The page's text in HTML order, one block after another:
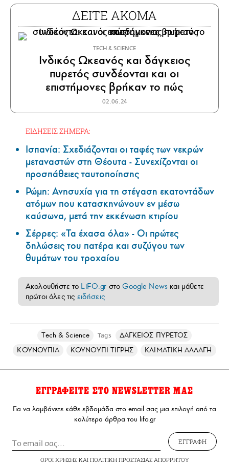
ΔΕΙΤΕ ΑΚΟΜΑ
ΤECH & SCIENCE
Ινδικός Ωκεανός και δάγκειος
πυρετός συνδέονται και οι
επιστήμονες βρήκαν το πώς
02.06.24
ΕΙΔΗΣΕΙΣ ΣΗΜΕΡΑ:
Ισπανία: Σχεδιάζονται οι ταφές των νεκρών
μεταναστών στη Θέουτα - Συνεχίζονται οι
προσπάθειες ταυτοποίησης
Ρώμη: Ανησυχία για τη στέγαση εκατοντάδων
ατόμων που κατασκηνώνουν εν μέσω
καύσωνα, μετά την εκκένωση κτιρίου
Σέρρες: «Τα έχασα όλα» - Οι πρώτες
δηλώσεις του πατέρα και συζύγου των
θυμάτων του τροχαίου
Ακολουθήστε το LiFO.gr στοGoogle News και μάθετε
πρώτοι όλες τις ειδήσεις
Τech & Science Tags
ΔΑΓΚΕΙΟΣ ΠΥΡΕΤΟΣ
ΚΟΥΝΟΥΠΙΑ
ΚΟΥΝΟΥΠΙ ΤΙΓΡΗΣ ΚΛΙΜΑΤΙΚΗ ΑΛΛΑΓΗ
ΕΓΓΡΑΦΕΙΤΕ ΣΤΟ NEWSLETTER ΜΑΣ
Για να λαμβάνετε κάθε εβδομάδα στο email σας μια επιλογή από τα
καλύτερα άρθρα του lifo.gr
ΕΓΓΡΑΦΗ
ΟΡΟΙ ΧΡΗΣΗΣΚΑΙ ΠΟΛΙΤΙΚΗ ΠΡΟΣΤΑΣΙΑΣ ΑΠΟΡΡΗΤΟΥ